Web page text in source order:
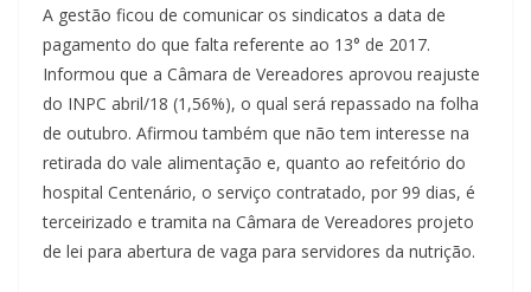
A gestão ficou de comunicar os sindicatos a data de
pagamento do que falta referente ao 13° de 2017.
Informou que a Câmara de Vereadores aprovou reajuste
do INPC abril/18 (1,56%), o qual será repassado na folha
de outubro. Afirmou também que não tem interesse na
retirada do vale alimentação e, quanto ao refeitório do
hospital Centenário, o serviço contratado, por 99 dias, é
terceirizado e tramita na Câmara de Vereadores projeto
de lei para abertura de vaga para servidores da nutrição.